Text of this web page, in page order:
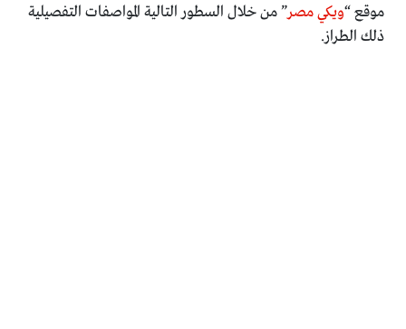
موقع “ويكي مصر” من خلال السطور التالية المواصفات التفصيلية
ذلك الطراز.